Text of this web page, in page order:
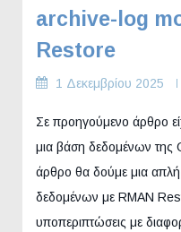
archive-log
Restore
1 Δεκεμβρίου 2025
Σε προηγούμενο άρθρο
μια βάση δεδομένων της
άρθρο θα δούμε μια
δεδομένων με RMAN
υποπεριπτώσεις με